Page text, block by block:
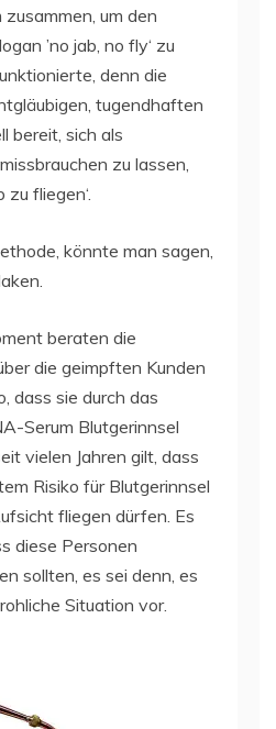
um den
’no jab, no fly‘ zu
denn die
tugendhaften
bereit, sich als
zu lassen,
zu fliegen‘.
könnte man sagen,
beraten die
die geimpften Kunden
dass sie durch das
Serum Blutgerinnsel
vielen Jahren gilt, dass
Risiko für Blutgerinnsel
fliegen dürfen. Es
diese Personen
sollten, es sei denn, es
Situation vor.